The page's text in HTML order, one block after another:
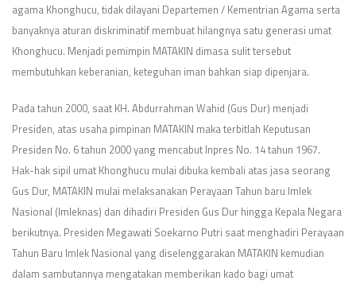
agama Khonghucu, tidak dilayani Departemen / Kementrian Agama serta
banyaknya aturan diskriminatif membuat hilangnya satu generasi umat
Khonghucu. Menjadi pemimpin MATAKIN dimasa sulit tersebut
membutuhkan keberanian, keteguhan iman bahkan siap dipenjara.
Pada tahun 2000, saat KH. Abdurrahman Wahid (Gus Dur) menjadi
Presiden, atas usaha pimpinan MATAKIN maka terbitlah Keputusan
Presiden No. 6 tahun 2000 yang mencabut Inpres No. 14 tahun 1967.
Hak-hak sipil umat Khonghucu mulai dibuka kembali atas jasa seorang
Gus Dur, MATAKIN mulai melaksanakan Perayaan Tahun baru Imlek
Nasional (Imleknas) dan dihadiri Presiden Gus Dur hingga Kepala Negara
berikutnya. Presiden Megawati Soekarno Putri saat menghadiri Perayaan
Tahun Baru Imlek Nasional yang diselenggarakan MATAKIN kemudian
dalam sambutannya mengatakan memberikan kado bagi umat